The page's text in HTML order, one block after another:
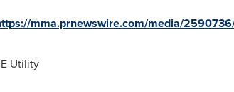
mma.prnewswire.com/media/
Utility